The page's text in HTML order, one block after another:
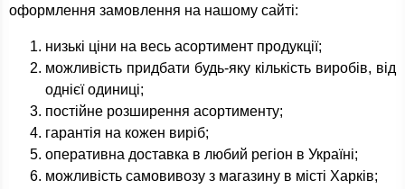
оформлення замовлення на нашому сайті:
низькі ціни на весь асортимент продукції;
можливість придбати будь-яку кількість виробів, від
однієї одиниці;
постійне розширення асортименту;
гарантія на кожен виріб;
оперативна доставка в любий регіон в Україні;
можливість самовивозу з магазину в місті Харків;